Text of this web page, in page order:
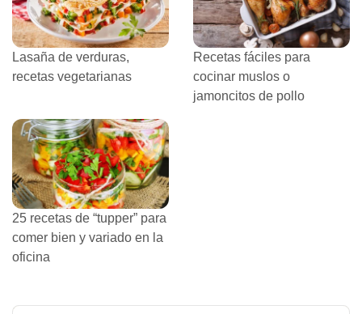
Lasaña de verduras,
recetas vegetarianas
Recetas fáciles para
cocinar muslos o
jamoncitos de pollo
25 recetas de “tupper” para
comer bien y variado en la
oficina